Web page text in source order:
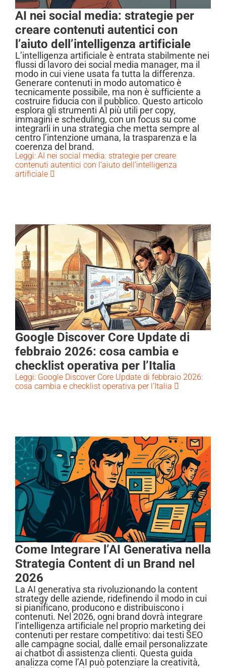
AI nei social media: strategie per
creare contenuti autentici con
l’aiuto dell’intelligenza artificiale
L’intelligenza artificiale è entrata stabilmente nei
flussi di lavoro dei social media manager, ma il
modo in cui viene usata fa tutta la differenza.
Generare contenuti in modo automatico è
tecnicamente possibile, ma non è sufficiente a
costruire fiducia con il pubblico. Questo articolo
esplora gli strumenti AI più utili per copy,
immagini e scheduling, con un focus su come
integrarli in una strategia che metta sempre al
centro l’intenzione umana, la trasparenza e la
coerenza del brand.
Leggi: AI nei social media: strategie per creare
contenuti autentici con l’aiuto dell’intelligenza
artificiale
Google Discover Core Update di
febbraio 2026: cosa cambia e
checklist operativa per l’Italia
Leggi: Google Discover Core Update di febbraio 2026:
cosa cambia e checklist operativa per l’Italia
Come Integrare l’AI Generativa nella
Strategia Content di un Brand nel
2026
La AI generativa sta rivoluzionando la content
strategy delle aziende, ridefinendo il modo in cui
si pianificano, producono e distribuiscono i
contenuti. Nel 2026, ogni brand dovrà integrare
l’intelligenza artificiale nel proprio marketing dei
contenuti per restare competitivo: dai testi SEO
alle campagne social, dalle email personalizzate
ai chatbot di assistenza clienti. Questa guida
analizza come l’AI può potenziare la creatività,